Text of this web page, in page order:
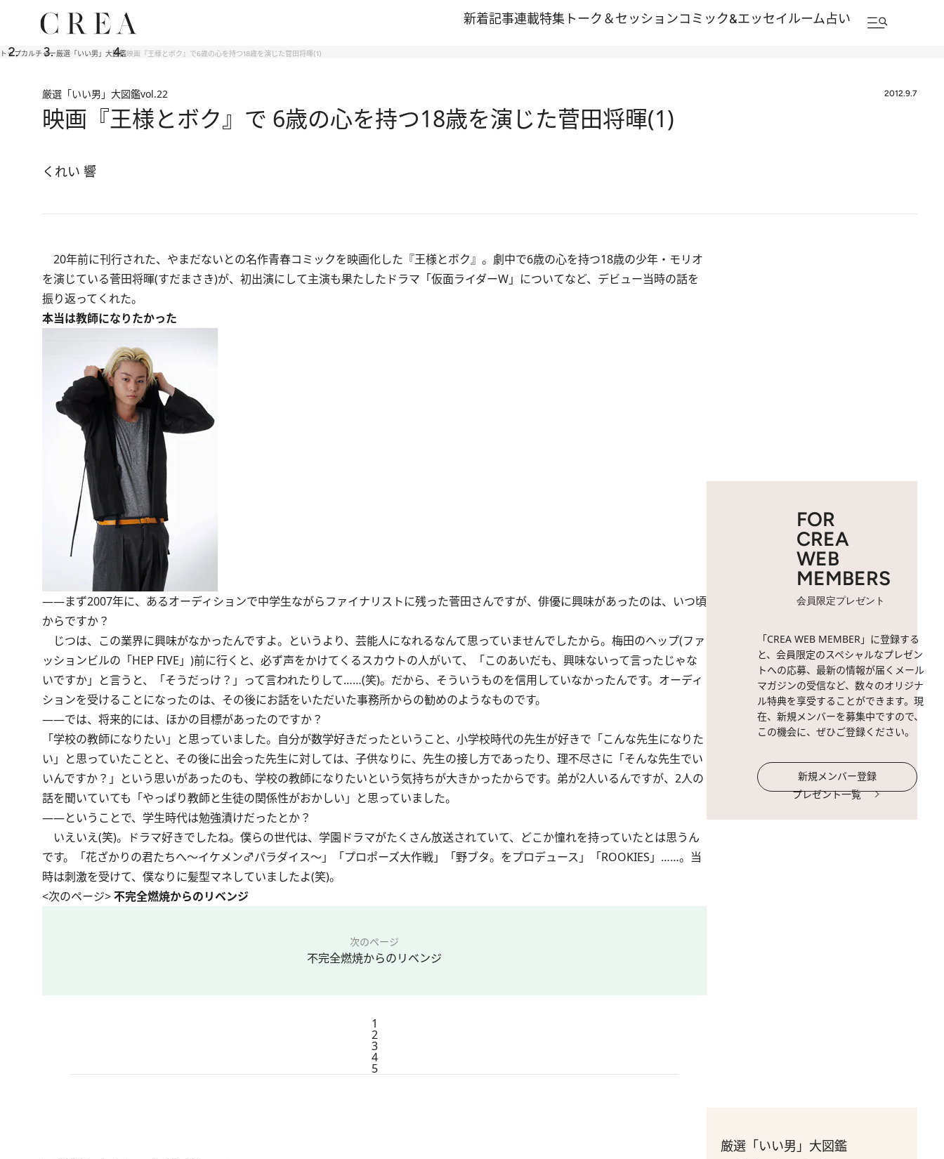
新着記事連載特集 トーク＆セッションコミック&エッセイルーム占い
トップカルチャー厳選「いい男」大図鑑映画『王様とボク』で6歳の心を持つ18歳を演じた菅田将暉(1)
厳選「いい男」大図鑑vol.22 2012.9.7
映画『王様とボク』で 6歳の心を持つ18歳を演じた菅田将暉(1)
くれい 響
20年前に刊行された、やまだないとの名作青春コミックを映画化した『王様とボク』。劇中で6歳の心を持つ18歳の少年・モリオ
を演じている菅田将暉(すだまさき)が、初出演にして主演も果たしたドラマ「仮面ライダーW」についてなど、デビュー当時の話を
振り返ってくれた。
本当は教師になりたかった
――まず2007年に、あるオーディションで中学生ながらファイナリストに残った菅田さんですが、俳優に興味があったのは、いつ頃
からですか？
じつは、この業界に興味がなかったんですよ。というより、芸能人になれるなんて思っていませんでしたから。梅田のヘップ(ファ
ッションビルの「HEP FIVE」)前に行くと、必ず声をかけてくるスカウトの人がいて、「このあいだも、興味ないって言ったじゃな
いですか」と言うと、「そうだっけ？」って言われたりして……(笑)。だから、そういうものを信用していなかったんです。オーディ
ションを受けることになったのは、その後にお話をいただいた事務所からの勧めのようなものです。
――では、将来的には、ほかの目標があったのですか？
「学校の教師になりたい」と思っていました。自分が数学好きだったということ、小学校時代の先生が好きで「こんな先生になりた
い」と思っていたことと、その後に出会った先生に対しては、子供なりに、先生の接し方であったり、理不尽さに「そんな先生でい
いんですか？」という思いがあったのも、学校の教師になりたいという気持ちが大きかったからです。弟が2人いるんですが、2人の
話を聞いていても「やっぱり教師と生徒の関係性がおかしい」と思っていました。
――ということで、学生時代は勉強漬けだったとか？
いえいえ(笑)。ドラマ好きでしたね。僕らの世代は、学園ドラマがたくさん放送されていて、どこか憧れを持っていたとは思うん
です。「花ざかりの君たちへ～イケメン♂パラダイス～」「プロポーズ大作戦」「野ブタ。をプロデュース」「ROOKIES」……。当
時は刺激を受けて、僕なりに髪型マネしていましたよ(笑)。
<次のページ>不完全燃焼からのリベンジ
次のページ
不完全燃焼からのリベンジ
1
2
3
4
5
FOR
CREA
WEB
MEMBERS
会員限定プレゼント
「CREA WEB MEMBER」に登録する
と、会員限定のスペシャルなプレゼン
トへの応募、最新の情報が届くメール
マガジンの受信など、数々のオリジナ
ル特典を享受することができます。現
在、新規メンバーを募集中ですので、
この機会に、ぜひご登録ください。
新規メンバー登録
プレゼント一覧
厳選「いい男」大図鑑